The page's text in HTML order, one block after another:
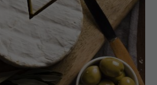
memoria. Compusul
secretul unui creier sănătos